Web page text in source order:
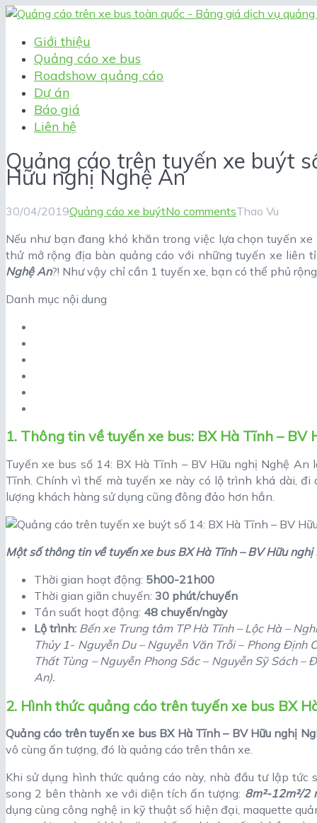
Giới thiệu
Quảng cáo xe bus
Roadshow quảng cáo
Dự án
Báo giá
Liên hệ
Quảng cáo trên tuyến xe buýt
Hữu nghị Nghệ An
30/04/2019Quảng cáo xe buýtNo commentsThao Vu
Nếu như bạn đang khó khăn trong việc lựa chọn tuyến
thử mở rộng địa bàn quảng cáo với những tuyến xe liên
Nghệ An?! Như vậy chỉ cần 1 tuyến xe, bạn có thể phủ
Danh mục nội dung
1. Thông tin về tuyến xe bus: BX Hà Tĩnh – BV
Tuyến xe bus số 14: BX Hà Tĩnh – BV Hữu nghị Nghệ
Tĩnh. Chính vì thế mà tuyến xe này có lộ trình khá dài, đi
lượng khách hàng sử dụng cũng đông đảo hơn hẳn.
Một số thông tin về tuyến xe bus BX Hà Tĩnh – BV Hữu nghị
Thời gian hoạt động: 5h00-21h00
Thời gian giãn chuyến: 30 phút/chuyến
Tần suất hoạt động: 48 chuyến/ngày
Lộ trình: Bến xe Trung tâm TP Hà Tĩnh – Lộc Hà –
Thủy 1- Nguyễn Du – Nguyễn Văn Trỗi – Phong Định
Thất Tùng – Nguyễn Phong Sắc – Nguyễn Sỹ Sách
An).
2. Hình thức quảng cáo trên tuyến xe bus BX
Quảng cáo trên tuyến xe bus BX Hà Tĩnh – BV Hữu nghị
vô cùng ấn tượng, đó là quảng cáo trên thân xe.
Khi sử dụng hình thức quảng cáo này, nhà đầu tư lập
song 2 bên thành xe với diện tích ấn tượng: 8m²-12m²/2
dụng cùng công nghệ in kỹ thuật số hiện đại, maquette